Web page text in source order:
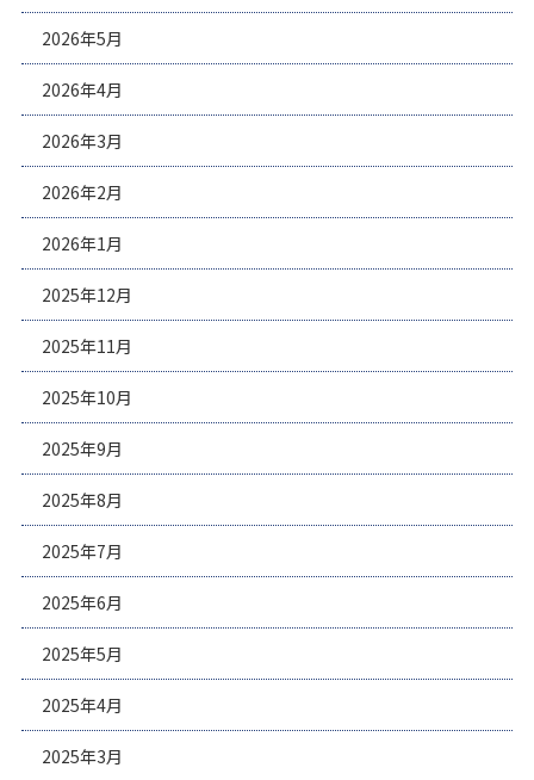
2026年5月
2026年4月
2026年3月
2026年2月
2026年1月
2025年12月
2025年11月
2025年10月
2025年9月
2025年8月
2025年7月
2025年6月
2025年5月
2025年4月
2025年3月